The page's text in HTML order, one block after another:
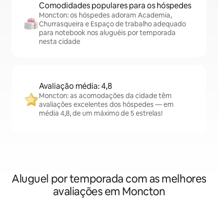
Comodidades populares para os hóspedes
Moncton: os hóspedes adoram Academia,
Churrasqueira e Espaço de trabalho adequado
para notebook nos aluguéis por temporada
nesta cidade
Avaliação média: 4,8
Moncton: as acomodações da cidade têm
avaliações excelentes dos hóspedes — em
média 4,8, de um máximo de 5 estrelas!
Aluguel por temporada com as melhores
avaliações em Moncton